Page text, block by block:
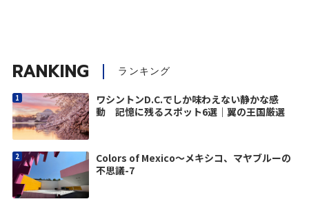
RANKING ランキング
ワシントンD.C.でしか味わえない静かな感
動 記憶に残るスポット6選｜翼の王国厳選
Colors of Mexico〜メキシコ、マヤブルーの
不思議-7